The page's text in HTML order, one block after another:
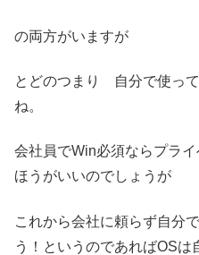
の両方がいますが
とどのつまり 自分で使っ
ね。
会社員でWin必須ならプラ
ほうがいいのでしょうが
これから会社に頼らず自分
う！というのであればOS